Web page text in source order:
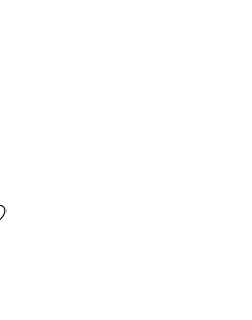
при ходьбі;
при отриманні, після